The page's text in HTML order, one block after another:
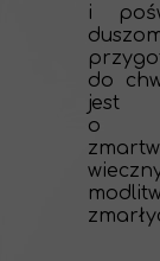
i
do
jest
o